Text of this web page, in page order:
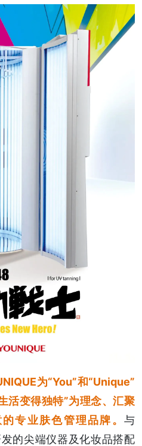
为“You”和“Unique”
活变得独特”为理念、汇聚
专业肤色管理品牌。 与
的尖端仪器及化妆品搭配